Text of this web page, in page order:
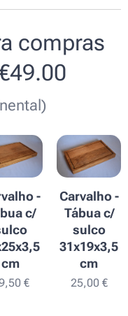
compras
-
c/
cm
€
Carvalho -
Tábua c/
sulco
31x19x3,5
cm
25,00€